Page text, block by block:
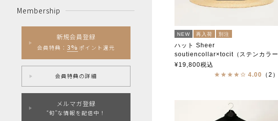
NEW 再入荷 別注
ハット Sheer
soutiencollar×tocit（ステンカラー×トチエット）
¥19,800税込
4.00 （2）
Membership
新規会員登録
会員特典： 3% ポイント還元
会員特典の詳細
メルマガ登録
“旬”な情報を配信中！